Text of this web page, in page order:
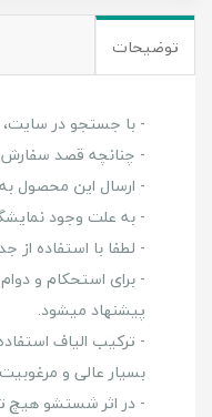
توضیحات
- با جستجو در سایت،
- چنانچه قصد
- ارسال این محصول
- به علت وجود
- لطفا با استفاده از
- برای استحکام و
پیشنهاد میشود.
- ترکیب الیاف
بسیار عالی و
- در اثر شستشو هیچ